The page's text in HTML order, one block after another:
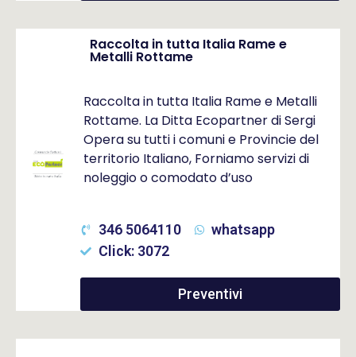
Raccolta in tutta Italia Rame e
Metalli Rottame
Raccolta in tutta Italia Rame e Metalli
Rottame. La Ditta Ecopartner di Sergi
Opera su tutti i comuni e Provincie del
territorio Italiano, Forniamo servizi di
noleggio o comodato d’uso
346 5064110
whatsapp
Click: 3072
Preventivi